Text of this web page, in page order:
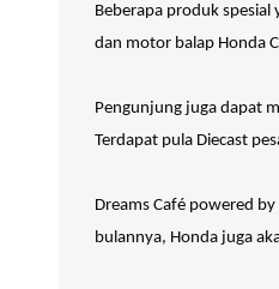
Beberapa produk
dan motor balap Honda
Pengunjung juga dapat
Terdapat pula Diecast
Dreams Café powered
bulannya, Honda juga